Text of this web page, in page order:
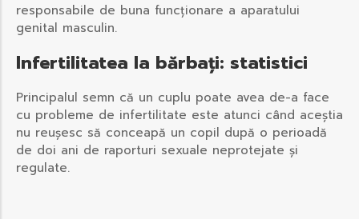
responsabile de buna funcționare a aparatului
genital masculin.
Infertilitatea la bărbați: statistici
Principalul semn că un cuplu poate avea de-a face
cu probleme de infertilitate este atunci când aceștia
nu reușesc să conceapă un copil după o perioadă
de doi ani de raporturi sexuale neprotejate și
regulate.